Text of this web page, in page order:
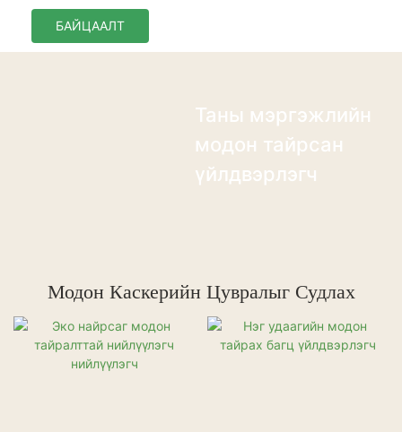
БАЙЦААЛТ
Таны мэргэжлийн
модон тайрсан
үйлдвэрлэгч
Модон Каскерийн Цувралыг Судлах